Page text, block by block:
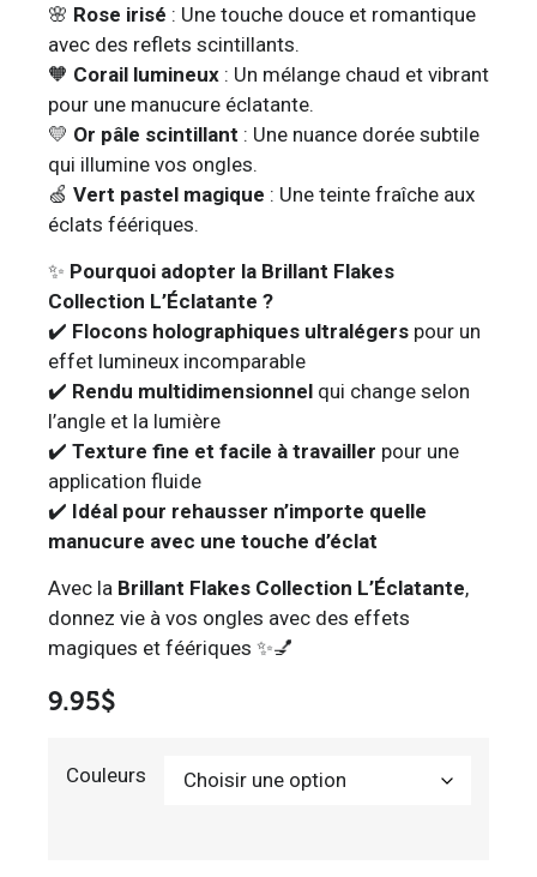
🌸 Rose irisé : Une touche douce et romantique
avec des reflets scintillants.
🧡 Corail lumineux : Un mélange chaud et vibrant
pour une manucure éclatante.
💛 Or pâle scintillant : Une nuance dorée subtile
qui illumine vos ongles.
🍏 Vert pastel magique : Une teinte fraîche aux
éclats féériques.
✨ Pourquoi adopter la Brillant Flakes
Collection L’Éclatante ?
✔️ Flocons holographiques ultralégers pour un
effet lumineux incomparable
✔️ Rendu multidimensionnel qui change selon
l’angle et la lumière
✔️ Texture fine et facile à travailler pour une
application fluide
✔️ Idéal pour rehausser n’importe quelle
manucure avec une touche d’éclat
Avec la Brillant Flakes Collection L’Éclatante,
donnez vie à vos ongles avec des effets
magiques et féériques ✨💅
9.95$
Couleurs